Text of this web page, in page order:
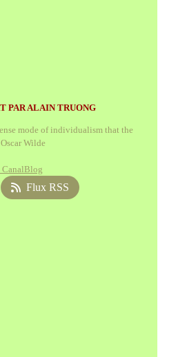
PAR ALAIN TRUONG
mode of individualism that the
Wilde
CanalBlog
Flux RSS